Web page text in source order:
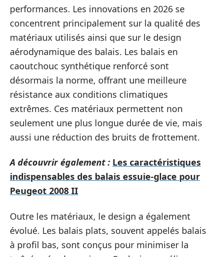
performances. Les innovations en 2026 se
concentrent principalement sur la qualité des
matériaux utilisés ainsi que sur le design
aérodynamique des balais. Les balais en
caoutchouc synthétique renforcé sont
désormais la norme, offrant une meilleure
résistance aux conditions climatiques
extrêmes. Ces matériaux permettent non
seulement une plus longue durée de vie, mais
aussi une réduction des bruits de frottement.
A découvrir également : Les caractéristiques
indispensables des balais essuie-glace pour
Peugeot 2008 II
Outre les matériaux, le design a également
évolué. Les balais plats, souvent appelés balais
à profil bas, sont conçus pour minimiser la